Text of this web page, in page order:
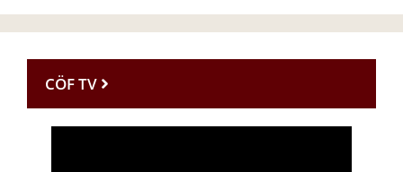
CÖF TV